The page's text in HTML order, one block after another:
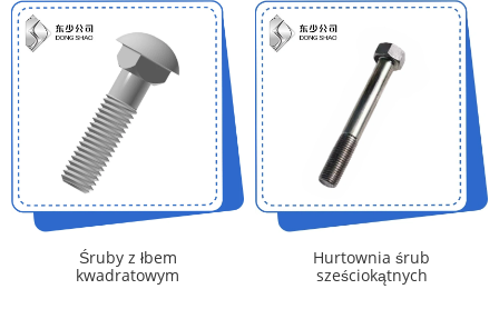
Śruby z łbem
kwadratowym
Hurtownia śrub
sześciokątnych